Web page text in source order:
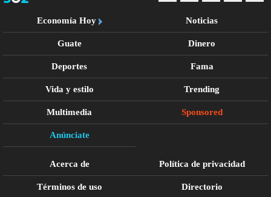
Economía Hoy Noticias
Guate Dinero
Deportes Fama
Vida y estilo Trending
Multimedia Sponsored
Anúnciate
Acerca de Política de privacidad
Términos de uso Directorio